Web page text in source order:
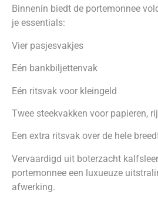
Binnenin biedt de portemonnee
je essentials:
Vier pasjesvakjes
Eén bankbiljettenvak
Eén ritsvak voor kleingeld
Twee steekvakken voor papieren,
Een extra ritsvak over de hele
Vervaardigd uit boterzacht
portemonnee een luxueuze
afwerking.